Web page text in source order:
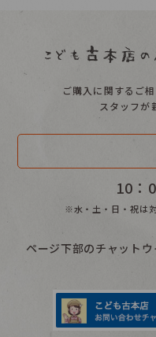
ご購入に関するご
スタッフが
10：
※水・土・日・祝は
ページ下部のチャット